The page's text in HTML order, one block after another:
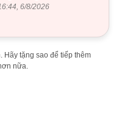
6/8/2026
Hãy tặng sao để tiếp thêm
nữa.